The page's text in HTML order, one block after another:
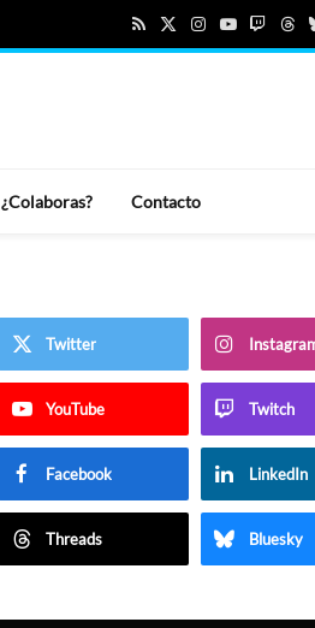
RSSX
Instagram
YouTube
Twitch
¿Colaboras? Contacto
Twitter
YouTube Twitch
Facebook LinkedIn
Threads Bluesky